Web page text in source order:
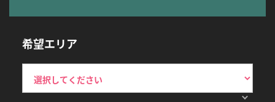
希望エリア